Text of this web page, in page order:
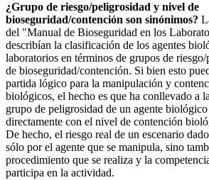
¿Grupo de riesgo/peligrosidad y nivel de
bioseguridad/contención son sinónimos?
del "Manual de Bioseguridad en los
describían la clasificación de los agentes
laboratorios en términos de grupos de
de bioseguridad/contención. Si bien esto
partida lógico para la manipulación y
biológicos, el hecho es que ha conllevado a
grupo de peligrosidad de un agente
directamente con el nivel de contención
De hecho, el riesgo real de un escenario
sólo por el agente que se manipula, sino
procedimiento que se realiza y la
participa en la actividad.